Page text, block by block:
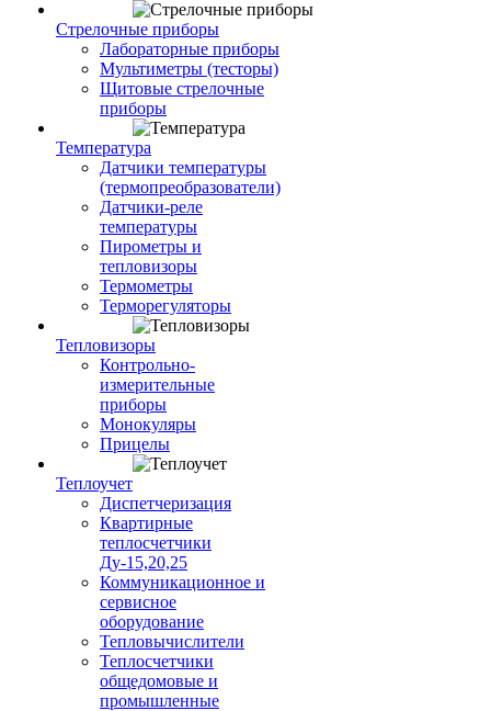
Стрелочные приборы
Лабораторные приборы
Мультиметры (тесторы)
Щитовые стрелочные
приборы
Температура
Датчики температуры
(термопреобразователи)
Датчики-реле
температуры
Пирометры и
тепловизоры
Термометры
Терморегуляторы
Тепловизоры
Контрольно-
измерительные
приборы
Монокуляры
Прицелы
Теплоучет
Диспетчеризация
Квартирные
теплосчетчики
Ду-15,20,25
Коммуникационное и
сервисное
оборудование
Тепловычислители
Теплосчетчики
общедомовые и
промышленные